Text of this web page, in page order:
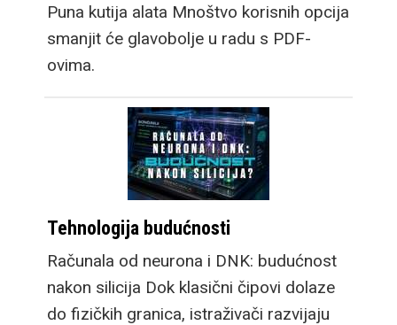
Puna kutija alata Mnoštvo korisnih opcija
smanjit će glavobolje u radu s PDF-
ovima.
Tehnologija budućnosti
Računala od neurona i DNK: budućnost
nakon silicija Dok klasični čipovi dolaze
do fizičkih granica, istraživači razvijaju